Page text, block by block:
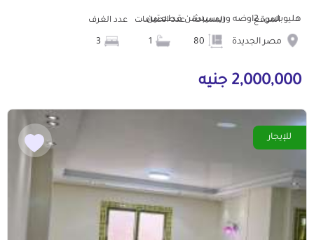
هليوبلس. 2اوضه وريسيبشن قطعتين...
الموقع
مصر الجديدة
المساحة عدد الحمامات عدد الغرف
2,000,000 جنيه
للإيجار